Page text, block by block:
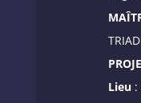
Lieu :